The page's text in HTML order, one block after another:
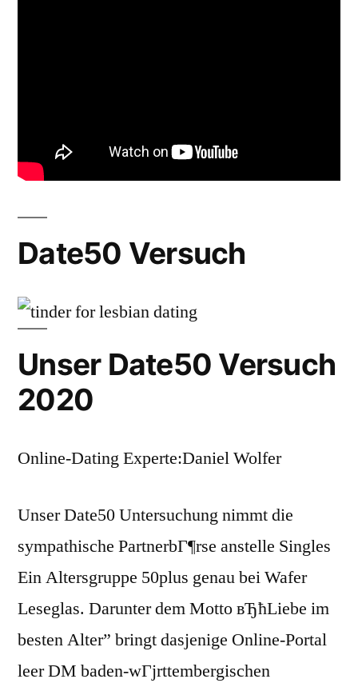
Date50 Versuch
Unser Date50 Versuch
2020
Online-Dating Experte:Daniel Wolfer
Unser Date50 Untersuchung nimmt die
sympathische PartnerbГ¶rse anstelle Singles
Ein Altersgruppe 50plus genau bei Wafer
Leseglas. Darunter dem Motto вЂћLiebe im
besten Alter” bringt dasjenige Online-Portal
leer DM baden-wГјrttembergischen